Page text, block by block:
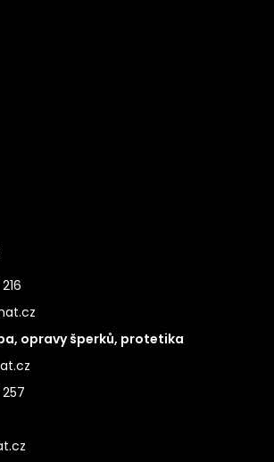
opravy šperků, protetika